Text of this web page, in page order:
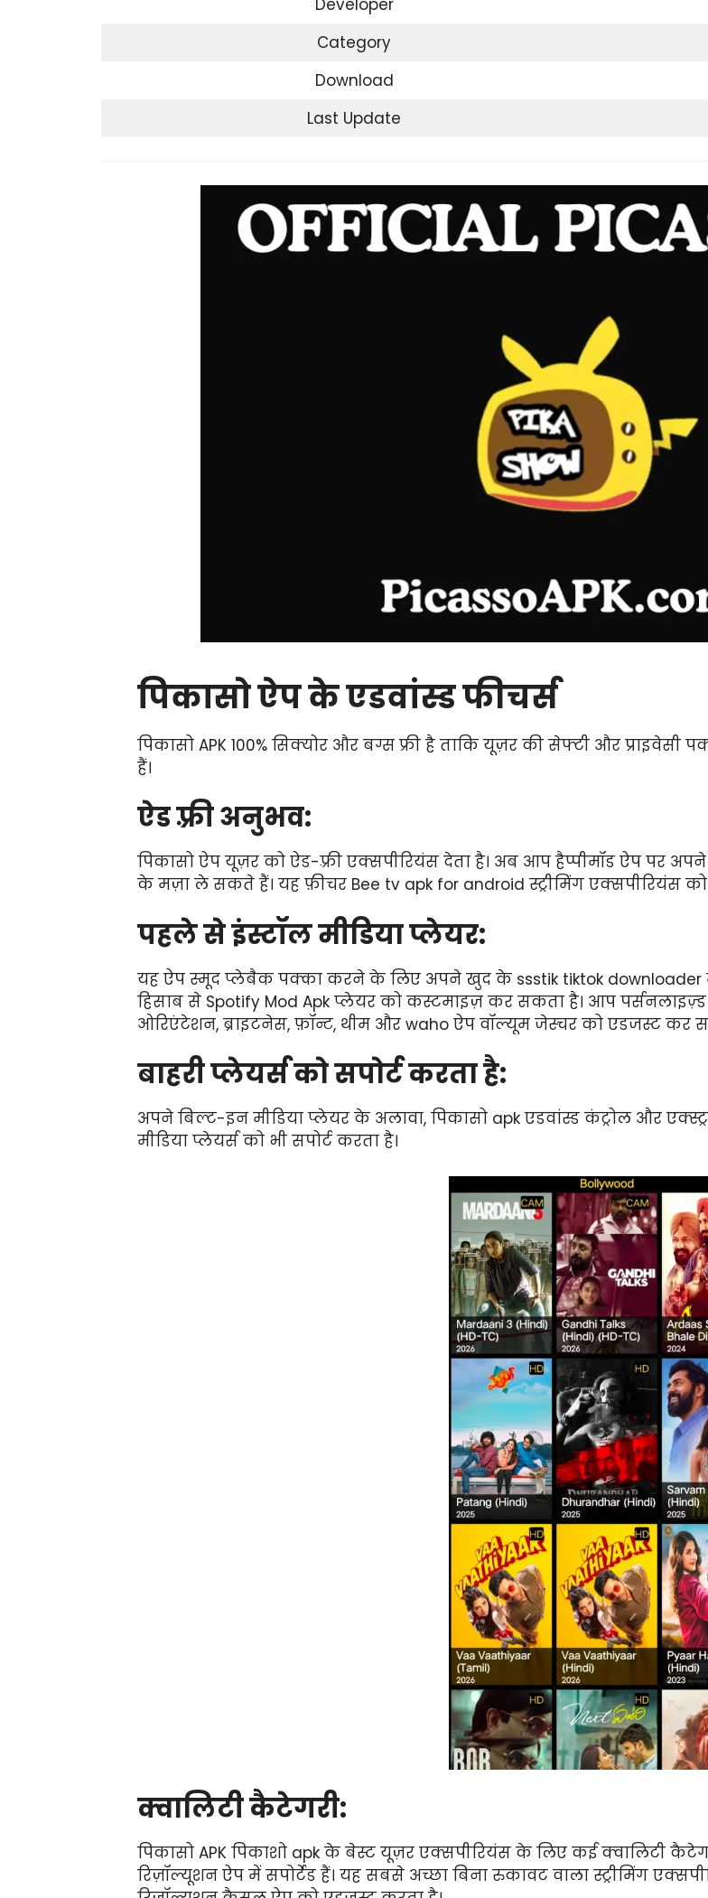
Developer
Category
Download
Last Update
पिकासो ऐप के एडवांस्ड फीचर्स
पिकासो APK 100% सिक्योर और बग्स फ्री है ताकि यूज़र की सेफ्टी और प्राइवेसी
हैं।
ऐड फ़्री अनुभव:
पिकासो ऐप यूज़र को ऐड-फ़्री एक्सपीरियंस देता है। अब आप हैप्पीमॉड ऐप पर अपने
के मज़ा ले सकते हैं। यह फ़ीचर Bee tv apk for android स्ट्रीमिंग एक्सपीरियंस
पहले से इंस्टॉल मीडिया प्लेयर:
यह ऐप स्मूद प्लेबैक पक्का करने के लिए अपने खुद के ssstik tiktok downloader
हिसाब से Spotify Mod Apk प्लेयर को कस्टमाइज़ कर सकता है। आप
ओरिएंटेशन, ब्राइटनेस, फ़ॉन्ट, थीम और waho ऐप वॉल्यूम जेस्चर को एडजस्ट कर
बाहरी प्लेयर्स को सपोर्ट करता है:
अपने बिल्ट-इन मीडिया प्लेयर के अलावा, पिकासो apk एडवांस्ड कंट्रोल और
मीडिया प्लेयर्स को भी सपोर्ट करता है।
क्वालिटी कैटेगरी:
पिकासो APK पिकाशो apk के बेस्ट यूज़र एक्सपीरियंस के लिए कई क्वालिटी
रिज़ॉल्यूशन ऐप में सपोर्टेड हैं। यह सबसे अच्छा बिना रुकावट वाला स्ट्रीमिंग